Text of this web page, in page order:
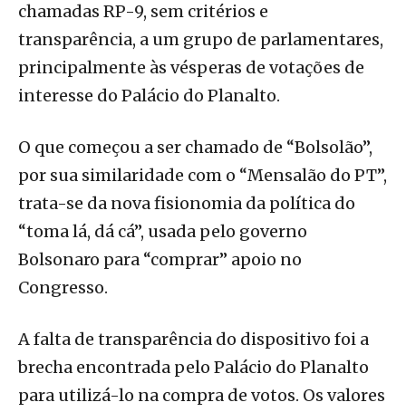
chamadas RP-9, sem critérios e
transparência, a um grupo de parlamentares,
principalmente às vésperas de votações de
interesse do Palácio do Planalto.
O que começou a ser chamado de “Bolsolão”,
por sua similaridade com o “Mensalão do PT”,
trata-se da nova fisionomia da política do
“toma lá, dá cá”, usada pelo governo
Bolsonaro para “comprar” apoio no
Congresso.
A falta de transparência do dispositivo foi a
brecha encontrada pelo Palácio do Planalto
para utilizá-lo na compra de votos. Os valores